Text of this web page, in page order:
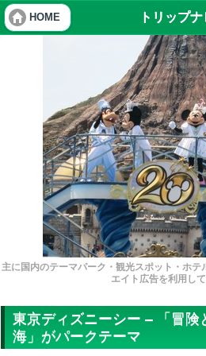
HOME トリップ
主に国内のテーマパーク・観光スポット・ホ
エイト広告を利用して
東京ディズニーシー – 「冒険
海」がパークテーマ